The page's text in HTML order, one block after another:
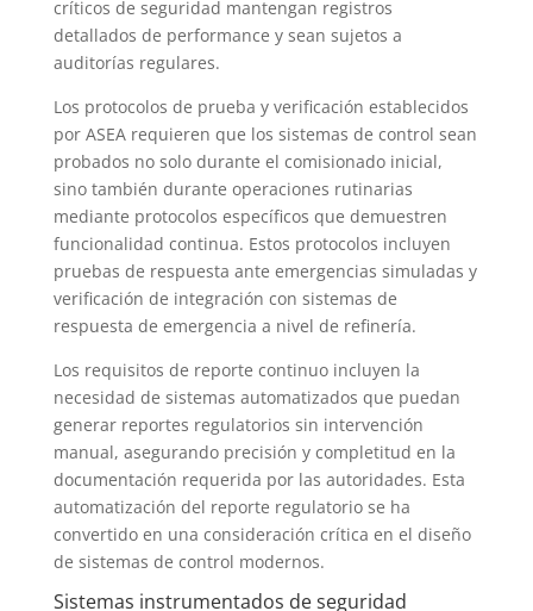
críticos de seguridad mantengan registros
detallados de performance y sean sujetos a
auditorías regulares.
Los protocolos de prueba y verificación establecidos
por ASEA requieren que los sistemas de control sean
probados no solo durante el comisionado inicial,
sino también durante operaciones rutinarias
mediante protocolos específicos que demuestren
funcionalidad continua. Estos protocolos incluyen
pruebas de respuesta ante emergencias simuladas y
verificación de integración con sistemas de
respuesta de emergencia a nivel de refinería.
Los requisitos de reporte continuo incluyen la
necesidad de sistemas automatizados que puedan
generar reportes regulatorios sin intervención
manual, asegurando precisión y completitud en la
documentación requerida por las autoridades. Esta
automatización del reporte regulatorio se ha
convertido en una consideración crítica en el diseño
de sistemas de control modernos.
Sistemas instrumentados de seguridad